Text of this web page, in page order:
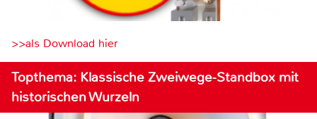
>>als Download hier
Topthema: Klassische Zweiwege-Standbox mit
historischen Wurzeln